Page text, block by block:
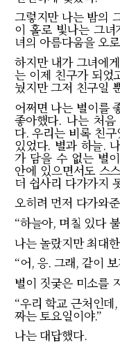
그렇지만 나는 밤의
이 홀로 빛나는 그
녀의 아름다움을 오
하지만 내가 그녀에
는 이제 친구가 되었
눴지만 그저 친구일
어쩌면 나는 별이를
좋아했다. 나는 처
다.우리는 비록 친
있었다.별과 하늘.
가 담을 수 없는 별
안에 있으면서도 스
더 쉽사리 다가가지
오히려 먼저 다가와
“하늘아, 며칠 있다
나는 놀랐지만 최대
“어, 응. 그래, 같이
별이 짓궂은 미소를
“우리 학교 근처인데,
짜는 토요일이야.”
나는 대답했다.